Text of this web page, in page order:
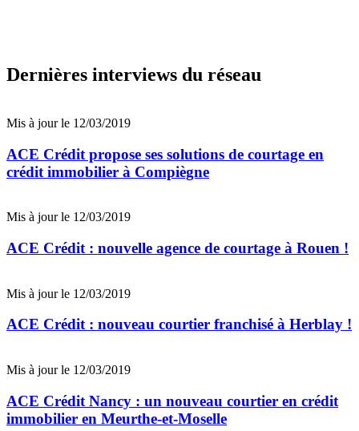
Dernières interviews du réseau
Mis à jour le 12/03/2019
ACE Crédit propose ses solutions de courtage en
crédit immobilier à Compiègne
Mis à jour le 12/03/2019
ACE Crédit : nouvelle agence de courtage à Rouen !
Mis à jour le 12/03/2019
ACE Crédit : nouveau courtier franchisé à Herblay !
Mis à jour le 12/03/2019
ACE Crédit Nancy : un nouveau courtier en crédit
immobilier en Meurthe-et-Moselle